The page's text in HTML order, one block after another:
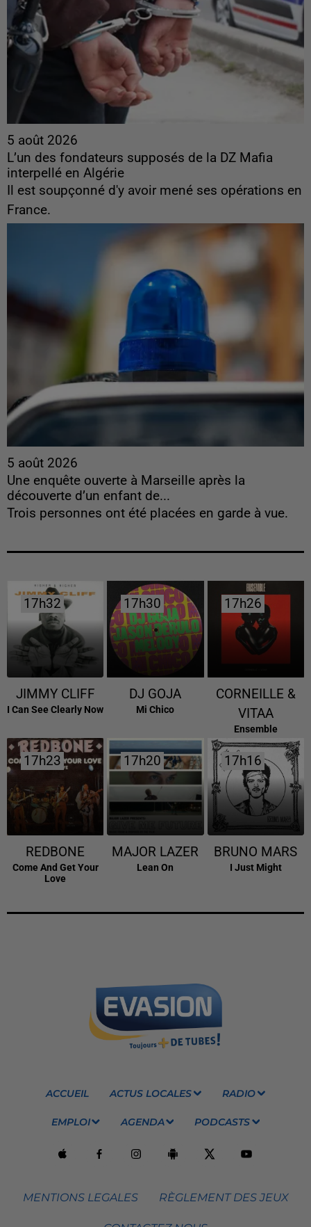
5 août 2026
L’un des fondateurs supposés de la DZ Mafia
interpellé en Algérie
Il est soupçonné d'y avoir mené ses opérations en
France.
5 août 2026
Une enquête ouverte à Marseille après la
découverte d’un enfant de...
Trois personnes ont été placées en garde à vue.
17h32
17h32
JIMMY CLIFF
I Can See Clearly Now
17h30
17h30
DJ GOJA
Mi Chico
17h26
17h26
CORNEILLE &
VITAA
Ensemble
17h23
17h23
REDBONE
Come And Get Your
Love
17h20
17h20
MAJOR LAZER
Lean On
17h16
17h16
BRUNO MARS
I Just Might
ACCUEIL ACTUS LOCALES RADIO
EMPLOI AGENDA PODCASTS
MENTIONS LEGALES RÈGLEMENT DES JEUX